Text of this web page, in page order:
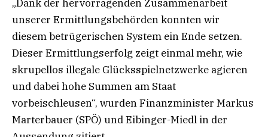
„Dank der hervorragenden Zusammenarbeit
unserer Ermittlungsbehörden konnten wir
diesem betrügerischen System ein Ende setzen.
Dieser Ermittlungserfolg zeigt einmal mehr, wie
skrupellos illegale Glücksspielnetzwerke agieren
und dabei hohe Summen am Staat
vorbeischleusen“, wurden Finanzminister Markus
Marterbauer (SPÖ) und Eibinger-Miedl in der